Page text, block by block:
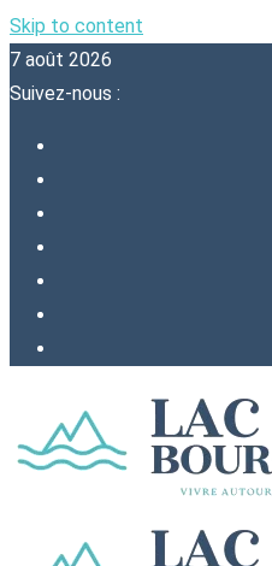
Skip to content
7 août 2026
Suivez-nous :